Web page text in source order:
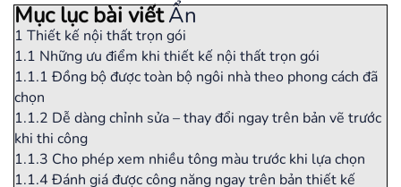
Mục lục bài viếtẨn
1 Thiết kế nội thất trọn gói
1.1 Những ưu điểm khi thiết kế nội thất trọn gói
1.1.1 Đồng bộ được toàn bộ ngôi nhà theo phong cách đã
chọn
1.1.2 Dễ dàng chỉnh sửa – thay đổi ngay trên bản vẽ trước
khi thi công
1.1.3 Cho phép xem nhiều tông màu trước khi lựa chọn
1.1.4 Đánh giá được công năng ngay trên bản thiết kế